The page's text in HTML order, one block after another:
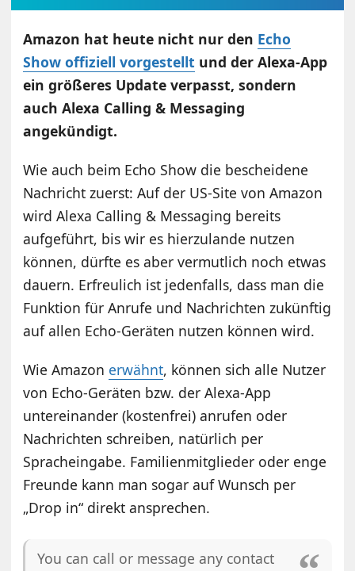
Amazon hat heute nicht nur den Echo
Show offiziell vorgestellt und der Alexa-App
ein größeres Update verpasst, sondern
auch Alexa Calling & Messaging
angekündigt.
Wie auch beim Echo Show die bescheidene
Nachricht zuerst: Auf der US-Site von Amazon
wird Alexa Calling & Messaging bereits
aufgeführt, bis wir es hierzulande nutzen
können, dürfte es aber vermutlich noch etwas
dauern. Erfreulich ist jedenfalls, dass man die
Funktion für Anrufe und Nachrichten zukünftig
auf allen Echo-Geräten nutzen können wird.
Wie Amazon erwähnt, können sich alle Nutzer
von Echo-Geräten bzw. der Alexa-App
untereinander (kostenfrei) anrufen oder
Nachrichten schreiben, natürlich per
Spracheingabe. Familienmitglieder oder enge
Freunde kann man sogar auf Wunsch per
„Drop in“ direkt ansprechen.
You can call or message any contact